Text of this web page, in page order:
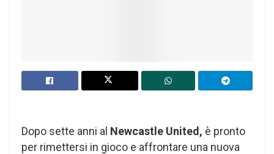
Dopo sette anni al Newcastle United, è pronto
per rimettersi in gioco e affrontare una nuova